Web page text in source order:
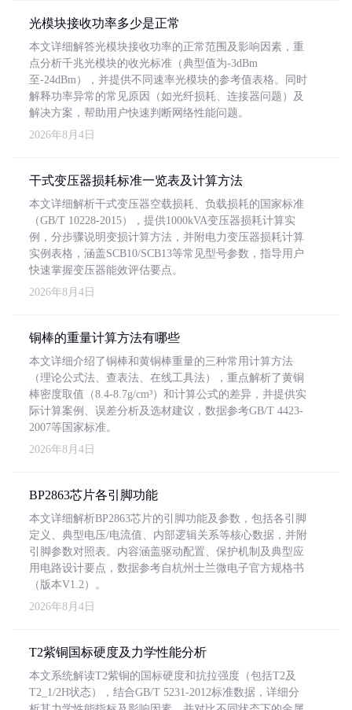
光模块接收功率多少是正常
本文详细解答光模块接收功率的正常范围及影响因素，重
点分析千兆光模块的收光标准（典型值为-3dBm
至-24dBm），并提供不同速率光模块的参考值表格。同时
解释功率异常的常见原因（如光纤损耗、连接器问题）及
解决方案，帮助用户快速判断网络性能问题。
2026年8月4日
干式变压器损耗标准一览表及计算方法
本文详细解析干式变压器空载损耗、负载损耗的国家标准
（GB/T 10228-2015），提供1000kVA变压器损耗计算实
例，分步骤说明变损计算方法，并附电力变压器损耗计算
实例表格，涵盖SCB10/SCB13等常见型号参数，指导用户
快速掌握变压器能效评估要点。
2026年8月4日
铜棒的重量计算方法有哪些
本文详细介绍了铜棒和黄铜棒重量的三种常用计算方法
（理论公式法、查表法、在线工具法），重点解析了黄铜
棒密度取值（8.4-8.7g/cm³）和计算公式的差异，并提供实
际计算案例、误差分析及选材建议，数据参考GB/T 4423-
2007等国家标准。
2026年8月4日
BP2863芯片各引脚功能
本文详细解析BP2863芯片的引脚功能及参数，包括各引脚
定义、典型电压/电流值、内部逻辑关系等核心数据，并附
引脚参数对照表。内容涵盖驱动配置、保护机制及典型应
用电路设计要点，数据参考自杭州士兰微电子官方规格书
（版本V1.2）。
2026年8月4日
T2紫铜国标硬度及力学性能分析
本文系统解读T2紫铜的国标硬度和抗拉强度（包括T2及
T2_1/2H状态），结合GB/T 5231-2012标准数据，详细分